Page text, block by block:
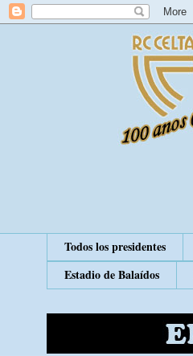
Todos los presidentes
Estadio de Balaídos